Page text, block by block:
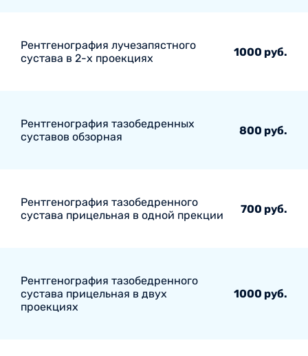
Рентгенография лучезапястного
сустава в 2-х проекциях
1000 руб.
Рентгенография тазобедренных
суставов обзорная
800 руб.
Рентгенография тазобедренного
сустава прицельная в одной прекции
700 руб.
Рентгенография тазобедренного
сустава прицельная в двух
проекциях
1000 руб.